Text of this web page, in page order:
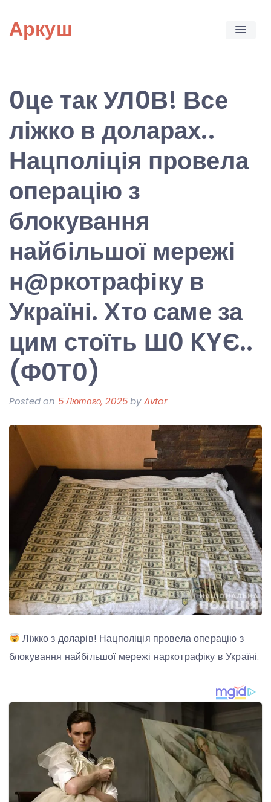
content
Аркуш
0це так УЛ0В! Все
ліжко в доларах..
Нацполіція провела
операцію з
блокування
найбільшої мережі
н@ркотрафіку в
Україні. Хто саме за
цим стоїть Ш0 KYЄ..
(Ф0Т0)
Posted on 5 Лютого, 2025byAvtor
Ліжко з доларів! Нацполіція провела операцію з
блокування найбільшої мережі наркотрафіку в Україні.